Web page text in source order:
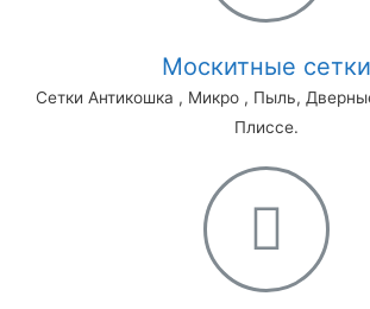
Москитные сетки
Сетки Антикошка , Микро , Пыль,
Плиссе.